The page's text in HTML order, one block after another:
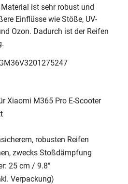
ist sehr robust und
Einflüsse wie Stöße, UV-
Ozon. Dadurch ist der Reifen
Xiaomi M365 Pro E-Scooter
robusten Reifen
zwecks Stoßdämpfung
25 cm / 9.8"
Verpackung)